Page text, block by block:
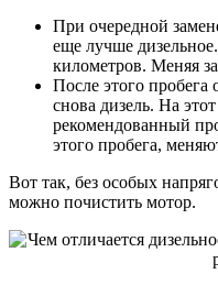
При очередной
еще лучше
километров. Меняя
После этого пробега
снова дизель. На
рекомендованный
этого пробега,
Вот так, без особых
можно почистить мотор.